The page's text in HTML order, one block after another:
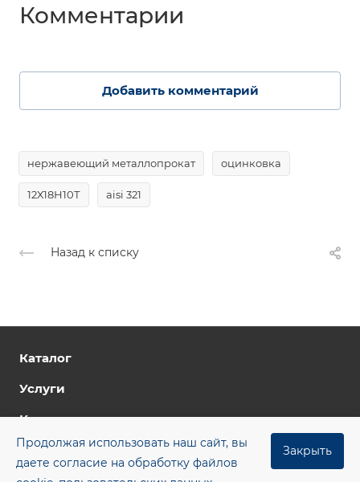
Комментарии
Добавить комментарий
нержавеющий металлопрокат оцинковка
12Х18Н10Т aisi 321
Назад к списку
Каталог
Услуги
Компания
Цены
Продолжая использовать наш сайт, вы
даете согласие на обработку файлов
Закрыть